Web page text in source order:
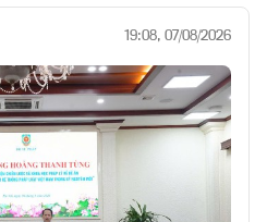
19:08, 07/08/2026